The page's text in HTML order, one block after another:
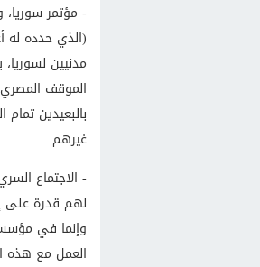
- مؤتمر سوريا،
(الذي حدده له
مدنيين
الموقف
بالبعيدين
غيرهم
- الاجتماع
لهم قدرة على
وإنما في
العمل مع هذه